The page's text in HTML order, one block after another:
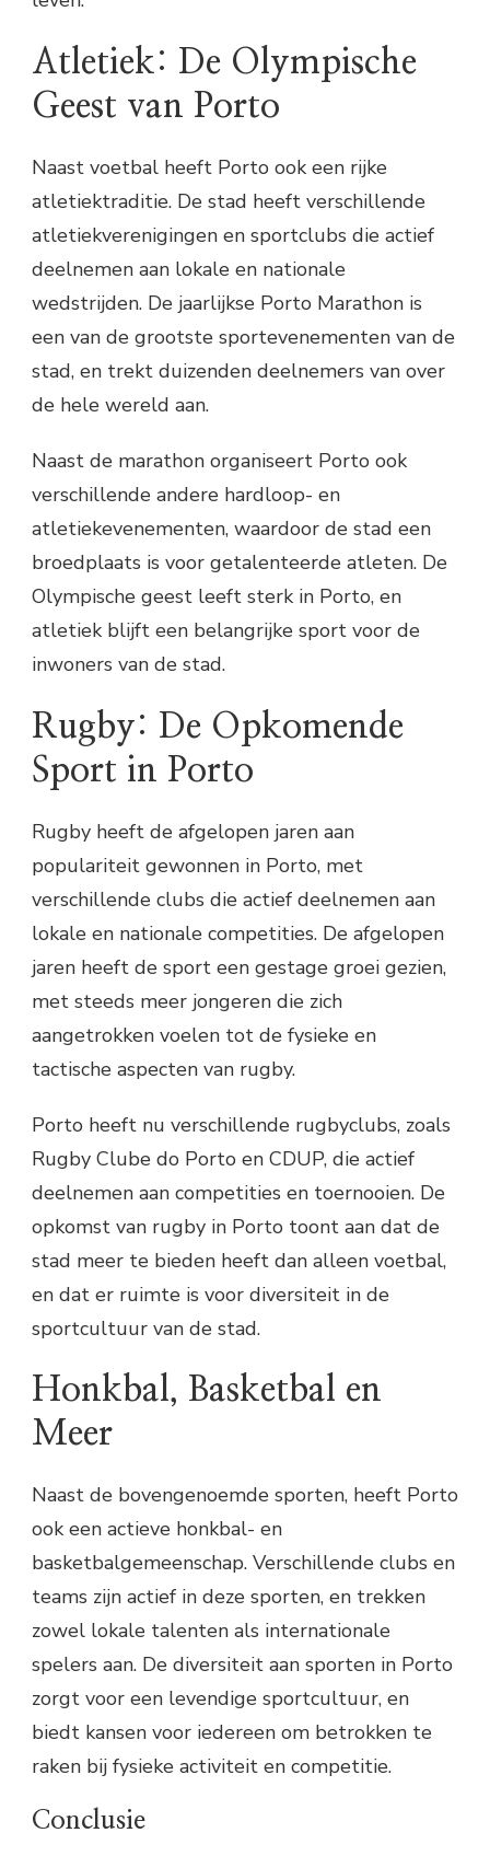
Atletiek: De Olympische
Geest van Porto
Naast voetbal heeft Porto ook een rijke
atletiektraditie. De stad heeft verschillende
atletiekverenigingen en sportclubs die actief
deelnemen aan lokale en nationale
wedstrijden. De jaarlijkse Porto Marathon is
een van de grootste sportevenementen van de
stad, en trekt duizenden deelnemers van over
de hele wereld aan.
Naast de marathon organiseert Porto ook
verschillende andere hardloop- en
atletiekevenementen, waardoor de stad een
broedplaats is voor getalenteerde atleten. De
Olympische geest leeft sterk in Porto, en
atletiek blijft een belangrijke sport voor de
inwoners van de stad.
Rugby: De Opkomende
Sport in Porto
Rugby heeft de afgelopen jaren aan
populariteit gewonnen in Porto, met
verschillende clubs die actief deelnemen aan
lokale en nationale competities. De afgelopen
jaren heeft de sport een gestage groei gezien,
met steeds meer jongeren die zich
aangetrokken voelen tot de fysieke en
tactische aspecten van rugby.
Porto heeft nu verschillende rugbyclubs, zoals
Rugby Clube do Porto en CDUP, die actief
deelnemen aan competities en toernooien. De
opkomst van rugby in Porto toont aan dat de
stad meer te bieden heeft dan alleen voetbal,
en dat er ruimte is voor diversiteit in de
sportcultuur van de stad.
Honkbal, Basketbal en
Meer
Naast de bovengenoemde sporten, heeft Porto
ook een actieve honkbal- en
basketbalgemeenschap. Verschillende clubs en
teams zijn actief in deze sporten, en trekken
zowel lokale talenten als internationale
spelers aan. De diversiteit aan sporten in Porto
zorgt voor een levendige sportcultuur, en
biedt kansen voor iedereen om betrokken te
raken bij fysieke activiteit en competitie.
Conclusie